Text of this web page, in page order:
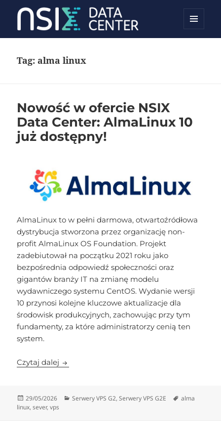
Tag: alma linux
Nowość w ofercie NSIX
Data Center: AlmaLinux 10
już dostępny!
AlmaLinux to w pełni darmowa, otwartoźródłowa
dystrybucja stworzona przez organizację non-
profit AlmaLinux OS Foundation. Projekt
zadebiutował na początku 2021 roku jako
bezpośrednia odpowiedź społeczności oraz
gigantów branży IT na zmianę modelu
wydawniczego systemu CentOS. Wydanie wersji
10 przynosi kolejne kluczowe aktualizacje dla
środowisk produkcyjnych, zachowując przy tym
fundamenty, za które administratorzy cenią ten
system.
Czytaj dalej Nowość w ofercie NSIX Data Center:
Data
publikacji
29/05/2026 Kategorie
Serwery VPS G2,Serwery VPS G2E Tagi
alma
linux,sever,vps